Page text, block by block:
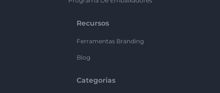
Recursos
Ferramentas Branding
Blog
Categorias